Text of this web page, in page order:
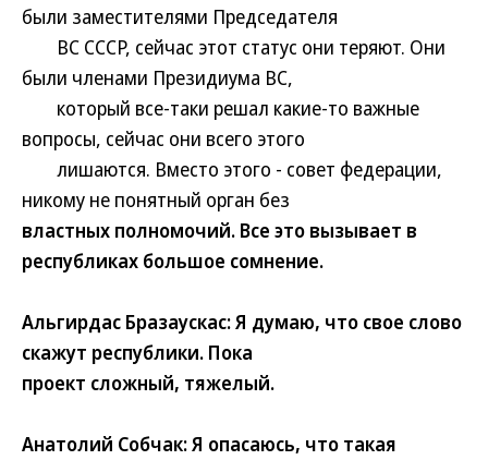
были заместителями Председателя
ВС СССР, сейчас этот статус они теряют. Они
были членами Президиума ВС,
который все-таки решал какие-то важные
вопросы, сейчас они всего этого
лишаются. Вместо этого - совет федерации,
никому не понятный орган без
властных полномочий. Все это вызывает в
республиках большое сомнение.
Альгирдас Бразаускас: Я думаю, что свое слово
скажут республики. Пока
проект сложный, тяжелый.
Анатолий Собчак: Я опасаюсь, что такая